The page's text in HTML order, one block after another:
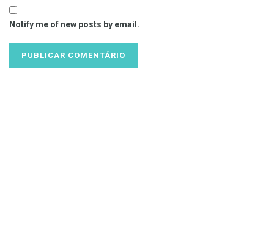
Notify me of new posts by email.